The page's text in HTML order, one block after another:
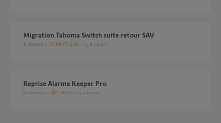
Migration Tahoma Switch suite retour SAV
1 réponse DOMOTIQUE il y a 2 jours
Reprise Alarme Keeper Pro
4 réponses SÉCURITÉ il y a 4 mois